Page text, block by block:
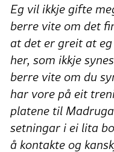
Eg vil ikkje gifte
berre vite om det
at det er greit at
her, som ikkje
berre vite om du
har vore på eit
platene til
setningar i ei lita
å kontakte og